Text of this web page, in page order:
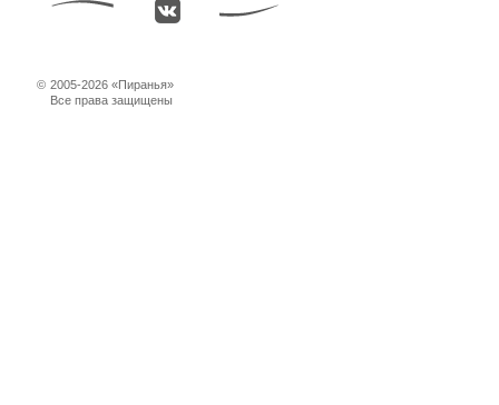
© 2005-2026 «Пиранья»
Все права защищены